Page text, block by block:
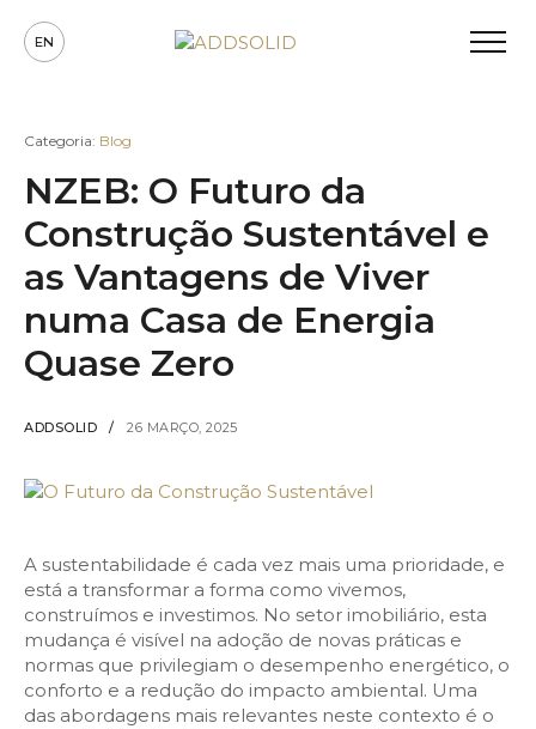
Loading...
EN
Detalhes
Categoria: Blog
NZEB: O Futuro da
Construção Sustentável e
as Vantagens de Viver
numa Casa de Energia
Quase Zero
ADDSOLID 26 MARÇO, 2025
A sustentabilidade é cada vez mais uma prioridade, e
está a transformar a forma como vivemos,
construímos e investimos. No setor imobiliário, esta
mudança é visível na adoção de novas práticas e
normas que privilegiam o desempenho energético, o
conforto e a redução do impacto ambiental. Uma
das abordagens mais relevantes neste contexto é o